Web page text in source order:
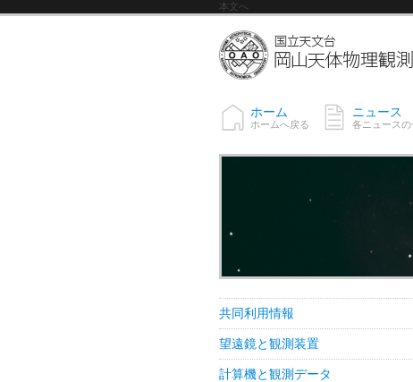
本文へ
ホーム
ホームへ戻る
ニュース
各ニュースの
共同利用情報
望遠鏡と観測装置
計算機と観測データ